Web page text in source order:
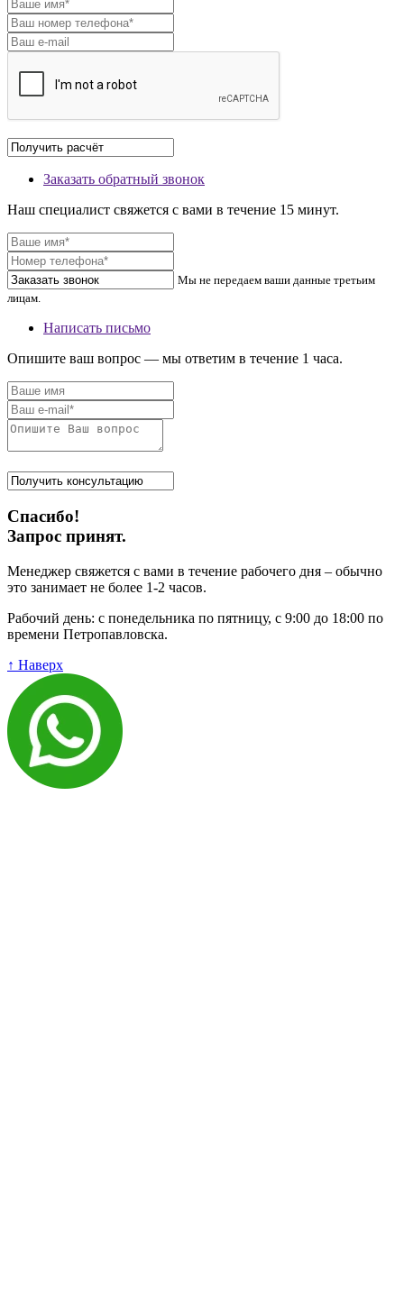
Заказать обратный звонок
Наш специалист свяжется с вами в течение 15 минут.
Мы не передаем ваши данные третьим
лицам.
Написать письмо
Опишите ваш вопрос — мы ответим в течение 1 часа.
Спасибо!
Запрос принят.
Менеджер свяжется с вами в течение рабочего дня – обычно
это занимает не более 1-2 часов.
Рабочий день: с понедельника по пятницу, с 9:00 до 18:00 по
времени Петропавловска.
↑ Наверх